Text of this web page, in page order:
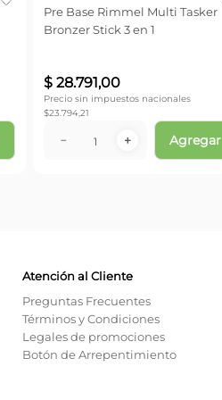
Pre Base Rimmel Multi Tasker
Bronzer Stick 3 en 1
$ 28.791,00
Precio sin impuestos nacionales
$23.794,21
＋
－ Agregar
Atención al Cliente
Preguntas Frecuentes
Términos y Condiciones
Legales de promociones
Botón de Arrepentimiento